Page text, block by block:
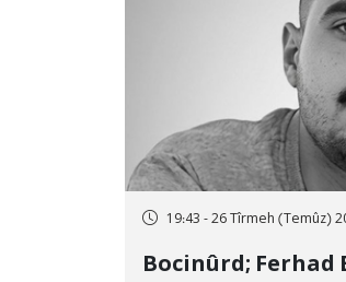
19:43 - 26 Tîrmeh (Temûz)
Bocinûrd; Ferhad